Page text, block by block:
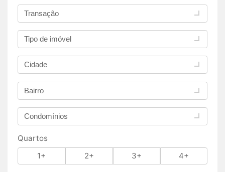
Transação
Tipo de imóvel
Cidade
Bairro
Condomínios
Quartos
1+
2+ 3+ 4+